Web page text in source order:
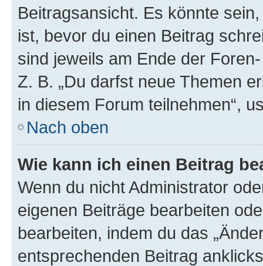
Beitragsansicht. Es könnte
ist, bevor du einen Beitrag
sind jeweils am Ende der
Z. B. „Du darfst neue Themen
in diesem Forum teilnehmen“,
Nach oben
Wie kann ich einen Beitrag
Wenn du nicht Administrator
eigenen Beiträge bearbeiten
bearbeiten, indem du das
entsprechenden Beitrag